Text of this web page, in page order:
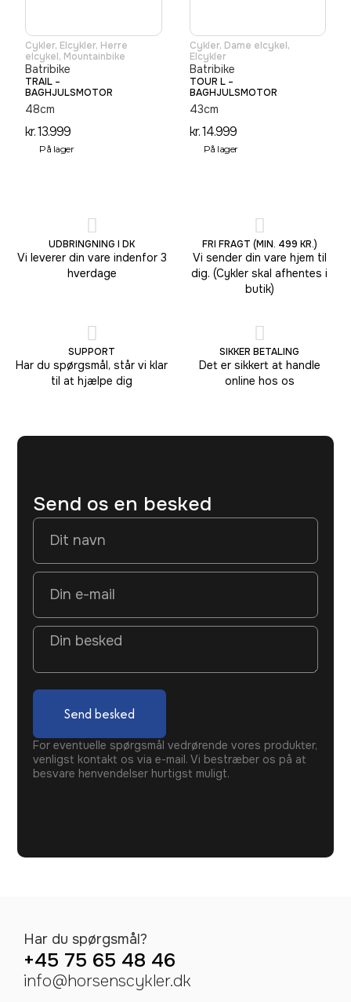
Cykler, Elcykler, Herre
elcykel, Mountainbike
Batribike
TRAIL –
BAGHJULSMOTOR
48cm
kr.13.999
På lager
Cykler, Dame elcykel,
Elcykler
Batribike
TOUR L –
BAGHJULSMOTOR
43cm
kr.14.999
På lager
UDBRINGNING I DK
Vi leverer din vare indenfor 3
hverdage
FRI FRAGT (MIN. 499 KR.)
Vi sender din vare hjem til
dig. (Cykler skal afhentes i
butik)
SUPPORT
Har du spørgsmål, står vi klar
til at hjælpe dig
SIKKER BETALING
Det er sikkert at handle
online hos os
Send os en besked
Send besked
For eventuelle spørgsmål vedrørende vores produkter,
venligst kontakt os via e-mail. Vi bestræber os på at
besvare henvendelser hurtigst muligt.
Har du spørgsmål?
+45 75 65 48 46
info@horsenscykler.dk